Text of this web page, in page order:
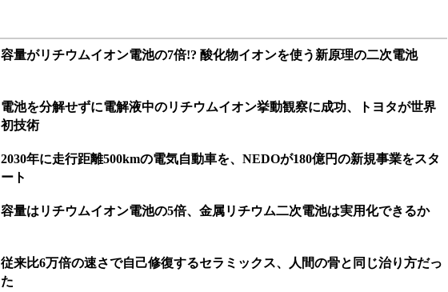
容量がリチウムイオン電池の7倍!? 酸化物イオンを使う新原理の二次電池
電池を分解せずに電解液中のリチウムイオン挙動観察に成功、トヨタが世界
初技術
2030年に走行距離500kmの電気自動車を、NEDOが180億円の新規事業をスタ
ート
容量はリチウムイオン電池の5倍、金属リチウム二次電池は実用化できるか
従来比6万倍の速さで自己修復するセラミックス、人間の骨と同じ治り方だっ
た